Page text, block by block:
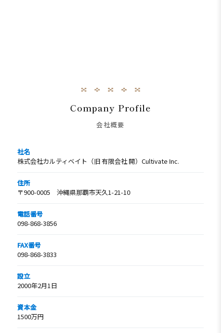
Company Profile
会社概要
社名
株式会社カルティベイト（旧 有限会社 開）Cultivate Inc.
住所
〒900-0005 沖縄県那覇市天久1-21-10
電話番号
098-868-3856
FAX番号
098-868-3833
設立
2000年2月1日
資本金
1500万円